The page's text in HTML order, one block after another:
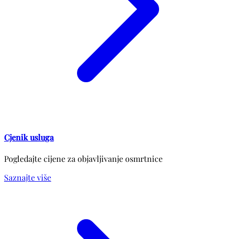
Cjenik usluga
Pogledajte cijene za objavljivanje osmrtnice
Saznajte više